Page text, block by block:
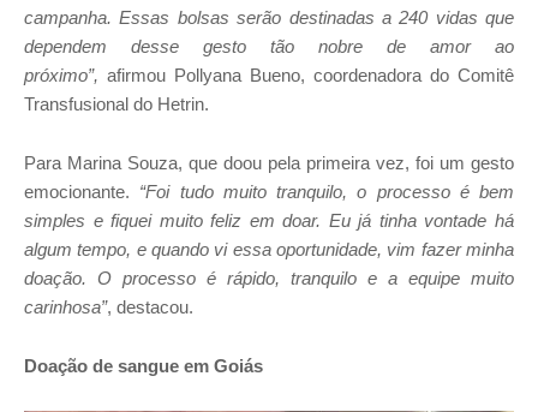
campanha. Essas bolsas serão destinadas a 240 vidas que
dependem desse gesto tão nobre de amor ao
próximo”, afirmou Pollyana Bueno, coordenadora do Comitê
Transfusional do Hetrin.
Para Marina Souza, que doou pela primeira vez, foi um gesto
emocionante. “Foi tudo muito tranquilo, o processo é bem
simples e fiquei muito feliz em doar. Eu já tinha vontade há
algum tempo, e quando vi essa oportunidade, vim fazer minha
doação. O processo é rápido, tranquilo e a equipe muito
carinhosa”, destacou.
Doação de sangue em Goiás